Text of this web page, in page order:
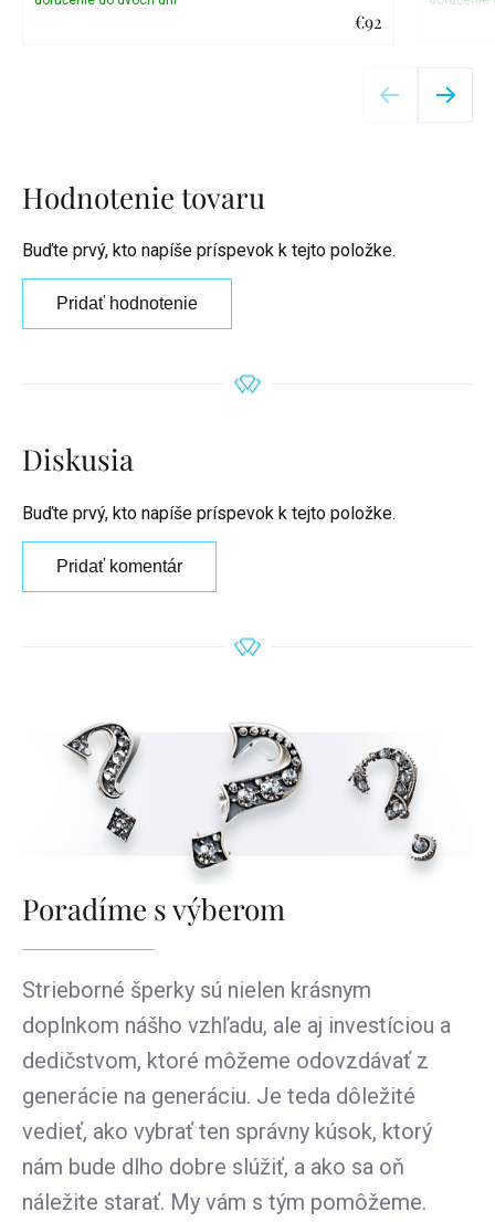
€92
Hodnotenie tovaru
Buďte prvý, kto napíše príspevok k tejto položke.
Pridať hodnotenie
Diskusia
Buďte prvý, kto napíše príspevok k tejto položke.
Pridať komentár
Poradíme s výberom
Strieborné šperky sú nielen krásnym
doplnkom nášho vzhľadu, ale aj investíciou a
dedičstvom, ktoré môžeme odovzdávať z
generácie na generáciu. Je teda dôležité
vedieť, ako vybrať ten správny kúsok, ktorý
nám bude dlho dobre slúžiť, a ako sa oň
náležite starať. My vám s tým pomôžeme.